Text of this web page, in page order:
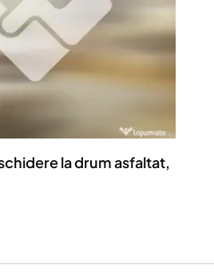
profesionale
la drum asfaltat,